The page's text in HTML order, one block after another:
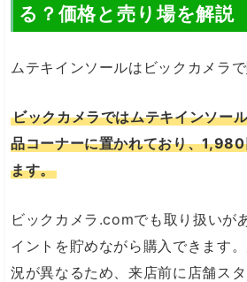
る？価格と売り場を解説
ムテキインソールはビックカメラで
ビックカメラではムテキインソー
品コーナーに置かれており、
ます。
ビックカメラ.comでも取り扱いが
イントを貯めながら購入できます
況が異なるため、来店前に店舗ス